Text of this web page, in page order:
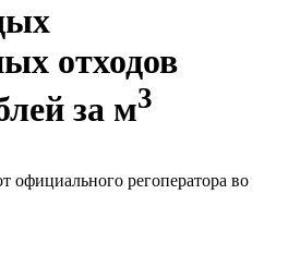
отходов
за м3
регоператора во